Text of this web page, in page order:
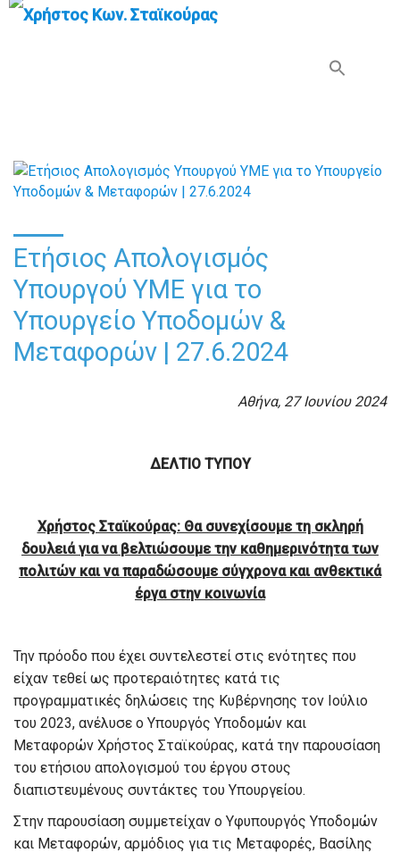
Ετήσιος Απολογισμός
Υπουργού ΥΜΕ για το
Υπουργείο Υποδομών &
Μεταφορών | 27.6.2024
Αθήνα, 27 Ιουνίου 2024
ΔΕΛΤΙΟ ΤΥΠΟΥ
Χρήστος Σταϊκούρας: Θα συνεχίσουμε τη σκληρή
δουλειά για να βελτιώσουμε την καθημερινότητα των
πολιτών και να παραδώσουμε σύγχρονα και ανθεκτικά
έργα στην κοινωνία
Την πρόοδο που έχει συντελεστεί στις ενότητες που
είχαν τεθεί ως προτεραιότητες κατά τις
προγραμματικές δηλώσεις της Κυβέρνησης τον Ιούλιο
του 2023, ανέλυσε ο Υπουργός Υποδομών και
Μεταφορών Χρήστος Σταϊκούρας, κατά την παρουσίαση
του ετήσιου απολογισμού του έργου στους
διαπιστευμένους συντάκτες του Υπουργείου.
Στην παρουσίαση συμμετείχαν ο Υφυπουργός Υποδομών
και Μεταφορών, αρμόδιος για τις Μεταφορές, Βασίλης